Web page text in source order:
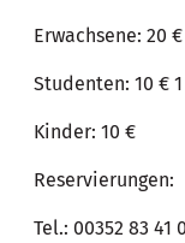
Erwachsene: 20
Studenten: 10 €
Kinder: 10 €
Reservierungen:
Tel.: 00352 83 41